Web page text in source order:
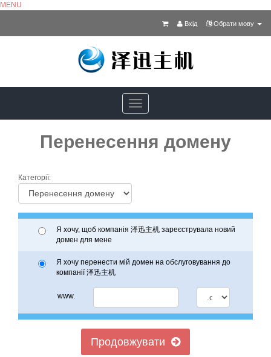
MENU
Обрати мову
Вхід
Toggle
navigation
Перенесення домену
Категорії:
Я хочу, щоб компанія 泽迅主机 зареєструвала новий
домен для мене
Я хочу перенести мій домен на обслуговування до
компанії 泽迅主机
www.
Продовжувати